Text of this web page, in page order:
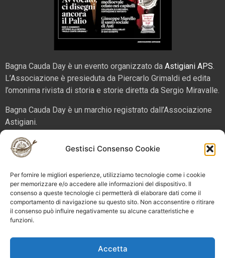
Gestisci Consenso Cookie
Per fornire le migliori esperienze, utilizziamo tecnologie come i cookie
per memorizzare e/o accedere alle informazioni del dispositivo. Il
consenso a queste tecnologie ci permetterà di elaborare dati come il
comportamento di navigazione su questo sito. Non acconsentire o ritirare
il consenso può influire negativamente su alcune caratteristiche e
funzioni.
Accetta
Bagna Cauda Day è un evento organizzato da Astigiani APS.
L’Associazione è presieduta da Piercarlo Grimaldi ed edita
l’omonima rivista di storia e storie diretta da Sergio Miravalle.
Bagna Cauda Day è un marchio registrato dall’Associazione
Astigiani.
La nostra sede è in via San Martino 2 (angolo corso Alfieri),
14100 – Asti. Tel. 324 5654070 emailinfo@bagnacaudaday.it
Supplemento al numero 52 di Astigiani testata registrata al
Tribunale di Asti n. 4 del 2012, direttore responsabile Sergio
Miravalle.
Bagna Cauda Day © 2025 Astigiani APS |
Privacy policy